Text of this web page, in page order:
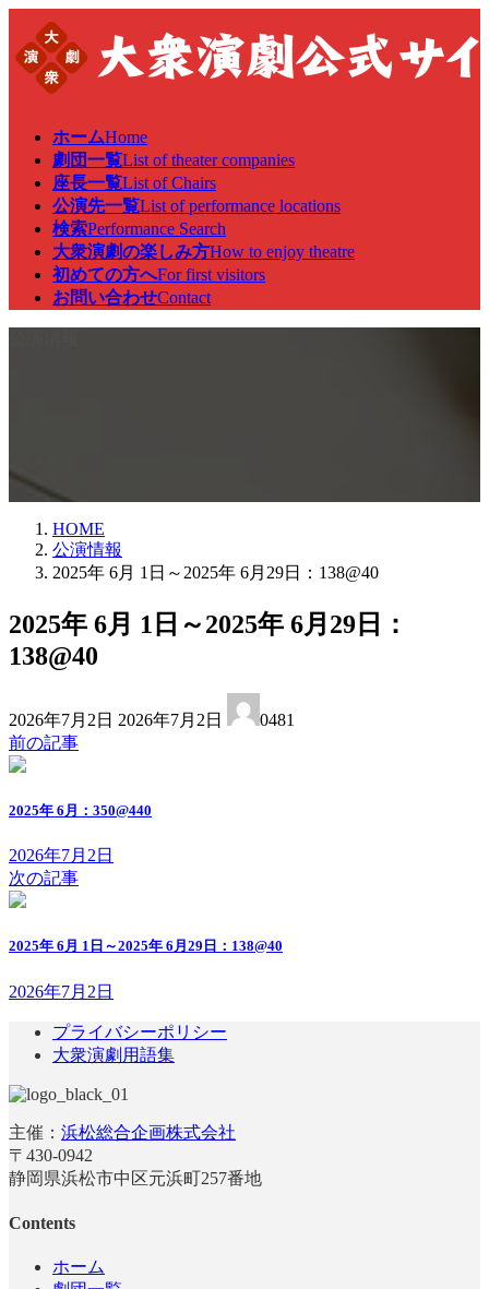
テ
ゲ
ホームHome
劇団一覧List of theater companies
座長一覧List of Chairs
公演先一覧List of performance locations
検索Performance Search
大衆演劇の楽しみ方How to enjoy theatre
初めての方へFor first visitors
お問い合わせContact
HOME
公演情報
2025年 6月 1日～2025年 6月29日：138@40
2025年 6月 1日～2025年 6月29日：
138@40
2026年7月2日 終
時
2026年7月2日
0481
前の記事
2025年 6月：350@440
2026年7月2日
次の記事
2025年 6月 1日～2025年 6月29日：138@40
2026年7月2日
プライバシーポリシー
大衆演劇用語集
主催： 浜松総合企画株式会社
〒430-0942
静岡県浜松市中区元浜町257番地
Contents
ホーム